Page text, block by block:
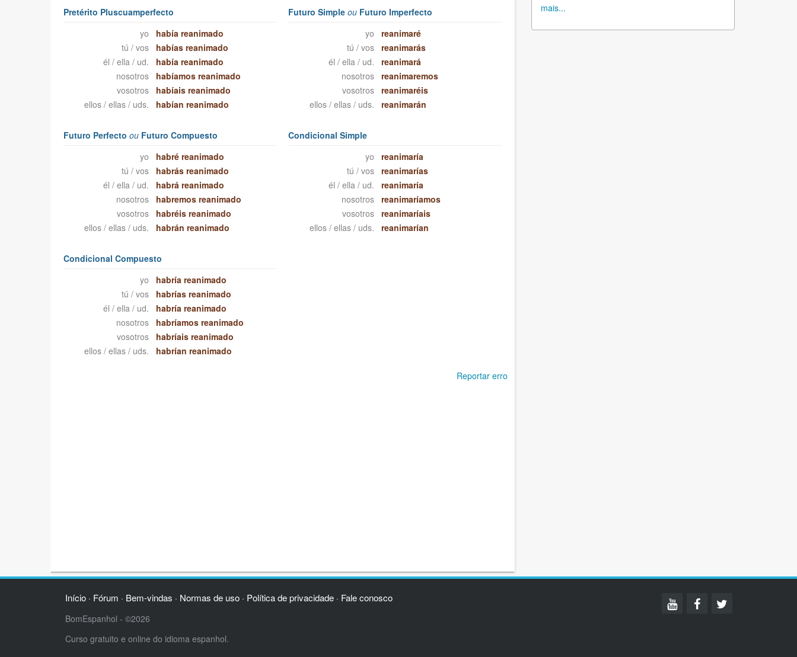
Pretérito Pluscuamperfecto
yo
había reanimado
tú / vos
habías reanimado
él / ella / ud.
había reanimado
nosotros
habíamos reanimado
vosotros
habíais reanimado
ellos / ellas / uds.
habían reanimado
Futuro Simpleou Futuro Imperfecto
yo
reanimaré
tú / vos
reanimarás
él / ella / ud.
reanimará
nosotros
reanimaremos
vosotros
reanimaréis
ellos / ellas / uds.
reanimarán
Futuro Perfecto ouFuturo Compuesto
yo
habré reanimado
tú / vos
habrás reanimado
él / ella / ud.
habrá reanimado
nosotros
habremos reanimado
vosotros
habréis reanimado
ellos / ellas / uds.
habrán reanimado
Condicional Simple
yo
reanimaría
tú / vos
reanimarías
él / ella / ud.
reanimaría
nosotros
reanimaríamos
vosotros
reanimaríais
ellos / ellas / uds.
reanimarían
Condicional Compuesto
yo
habría reanimado
tú / vos
habrías reanimado
él / ella / ud.
habría reanimado
nosotros
habríamos reanimado
vosotros
habríais reanimado
ellos / ellas / uds.
habrían reanimado
Reportar erro
mais...
Início· Fórum · Bem-vindas · Normas de uso· Política de privacidade· Fale conosco
BomEspanhol - ©2026
Curso gratuito e online do idioma espanhol.